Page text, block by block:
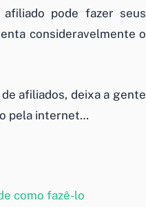
pode fazer seus
consideravelmente o
afiliados, deixa a gente
pela internet…
como fazê-lo